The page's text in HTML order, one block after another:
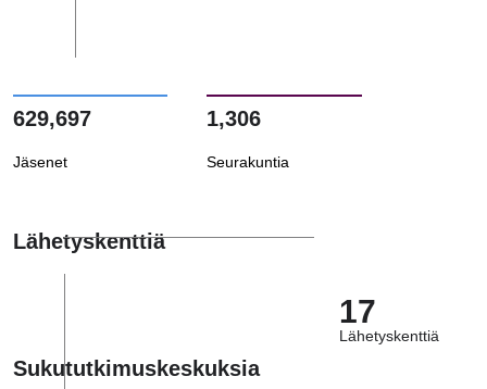
629,697
Jäsenet
1,306
Seurakuntia
Lähetyskenttiä
17
Lähetyskenttiä
Sukututkimuskeskuksia